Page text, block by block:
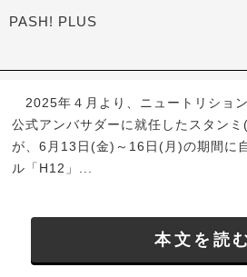
PASH! PLUS
2025年４月より、ニュートリショ
公式アンバサダーに就任したスタン
が、6月13日(金)～16日(月)の期間に
ル「H12」...
本文を読